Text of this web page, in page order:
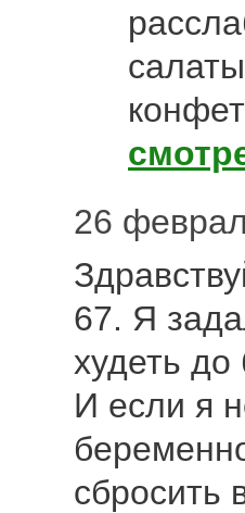
26
67. Я
худеть
И если я